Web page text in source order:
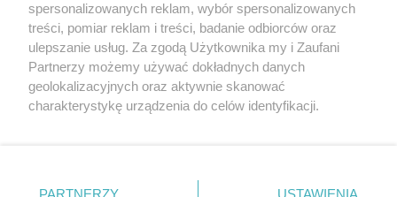
Nie zapomnij
zapoznać się z:
polityką prywatności regulamin korzystania z portali
Twojemiasto
Piekary Śląskie
Chorzów
Tarnowskie Góry
Gliwice
Skontaktuj się z nami
Kontakt
Wydawca
Redakcja
spersonalizowanych reklam, wybór spersonalizowanych
treści, pomiar reklam i treści, badanie odbiorców oraz
ulepszanie usług. Za zgodą Użytkownika my i Zaufani
Partnerzy możemy używać dokładnych danych
geolokalizacyjnych oraz aktywnie skanować
charakterystykę urządzenia do celów identyfikacji.
zmienić/wycofać klikając przycisk ustawień prywatności
PARTNERZY USTAWIENIA